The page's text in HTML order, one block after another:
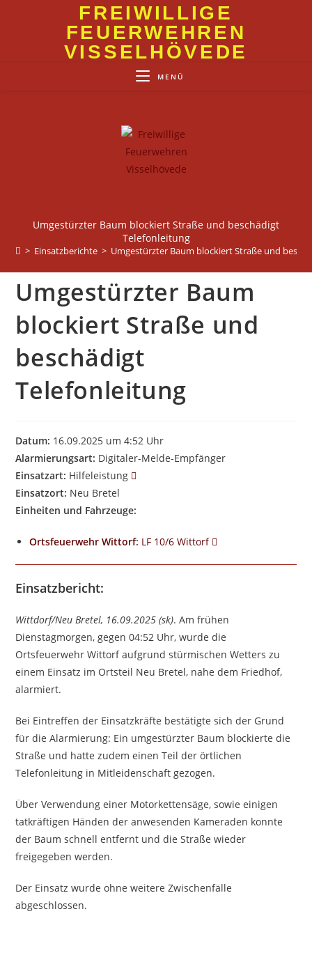
FREIWILLIGE
FEUERWEHREN
VISSELHÖVEDE
MENÜ
Umgestürzter Baum blockiert Straße und beschädigt
Telefonleitung
> Einsatzberichte > Umgestürzter Baum blockiert Straße und
Umgestürzter Baum
blockiert Straße und
beschädigt
Telefonleitung
Datum: 16.09.2025 um 4:52 Uhr
Alarmierungsart: Digitaler-Melde-Empfänger
Einsatzart: Hilfeleistung
Einsatzort: Neu Bretel
Einheiten und Fahrzeuge:
Ortsfeuerwehr Wittorf: LF 10/6 Wittorf
Einsatzbericht:
Wittdorf/Neu Bretel, 16.09.2025 (sk). Am frühen
Dienstagmorgen, gegen 04:52 Uhr, wurde die
Ortsfeuerwehr Wittorf aufgrund stürmischen Wetters zu
einem Einsatz im Ortsteil Neu Bretel, nahe dem Friedhof,
alarmiert.
Bei Eintreffen der Einsatzkräfte bestätigte sich der Grund
für die Alarmierung: Ein umgestürzter Baum blockierte die
Straße und hatte zudem einen Teil der örtlichen
Telefonleitung in Mitleidenschaft gezogen.
Über Verwendung einer Motorkettensäge, sowie einigen
tatkräftigen Händen der anwesenden Kameraden konnte
der Baum schnell entfernt und die Straße wieder
freigegeben werden.
Der Einsatz wurde ohne weitere Zwischenfälle
abgeschlossen.